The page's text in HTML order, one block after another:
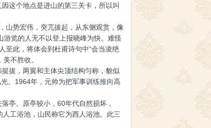
这个地点是进山的第三关卡，所以叫
山势宏伟，突兀拔起，从东侧观赏，像
游览的人无不以登上报晓峰为快。难怪
至此，将体会到杜甫诗句中“会当凌绝
不胜收。
拔，两翼和主体尖顶结构匀称，貌似
。1964年，元帅为把军事训练推向高
亭。原亭较小，60年代自然损坏，
工浴池，山民称它为西人浴池。此三